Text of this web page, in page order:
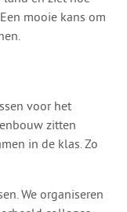
mooie kans om
voor het
zitten
in de klas. Zo
We organiseren